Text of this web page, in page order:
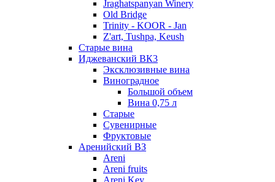
Jraghatspanyan Winery
Old Bridge
Trinity - KOOR - Jan
Z'art, Tushpa, Keush
Старые вина
Иджеванский ВК3
Эксклюзивные вина
Виноградное
Большой объем
Вина 0,75 л
Старые
Сувенирные
Фруктовые
Аренийский ВЗ
Areni
Areni fruits
Areni Key